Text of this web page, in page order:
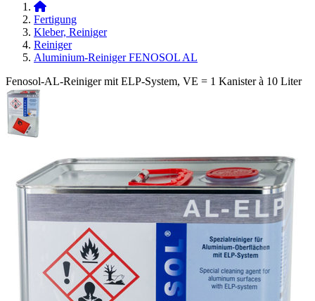
Fertigung
Kleber, Reiniger
Reiniger
Aluminium-Reiniger FENOSOL AL
Fenosol-AL-Reiniger mit ELP-System, VE = 1 Kanister à 10 Liter